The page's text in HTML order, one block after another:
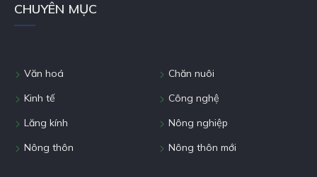
CHUYÊN MỤC
Văn hoá
Chăn nuôi
Kinh tế
Công nghệ
Lăng kính
Nông nghiệp
Nông thôn
Nông thôn mới